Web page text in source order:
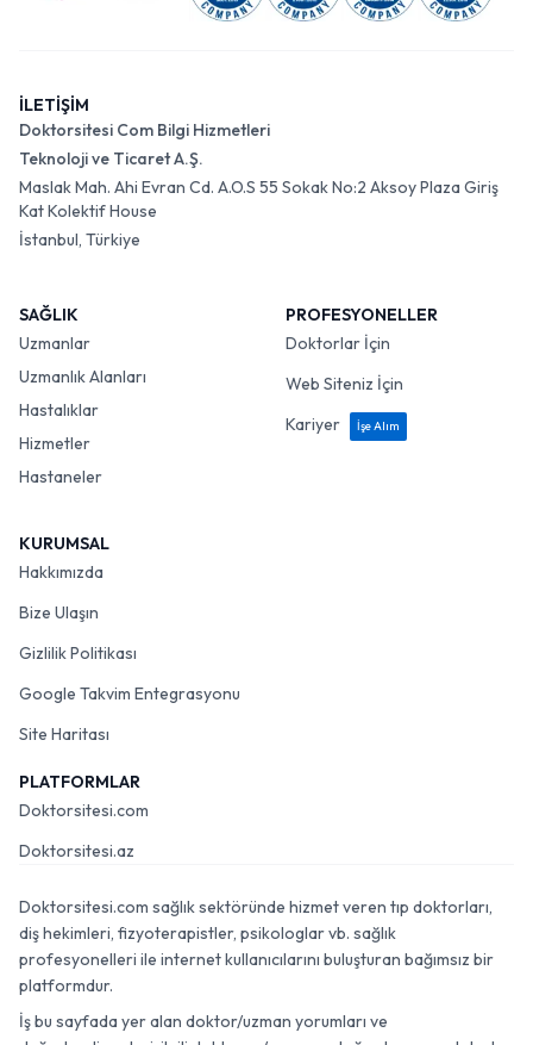
İLETİŞİM
Doktorsitesi Com Bilgi Hizmetleri
Teknoloji ve Ticaret A.Ş.
Maslak Mah. Ahi Evran Cd. A.O.S 55 Sokak No:2 Aksoy Plaza Giriş
Kat Kolektif House
İstanbul, Türkiye
SAĞLIK
Uzmanlar
Uzmanlık Alanları
Hastalıklar
Hizmetler
Hastaneler
PROFESYONELLER
Doktorlar İçin
Web Siteniz İçin
Kariyer
İşe Alım
KURUMSAL
Hakkımızda
Bize Ulaşın
Gizlilik Politikası
Google Takvim Entegrasyonu
Site Haritası
PLATFORMLAR
Doktorsitesi.com
Doktorsitesi.az
Doktorsitesi.com sağlık sektöründe hizmet veren tıp doktorları,
diş hekimleri, fizyoterapistler, psikologlar vb. sağlık
profesyonelleri ile internet kullanıcılarını buluşturan bağımsız bir
platformdur.
İş bu sayfada yer alan doktor/uzman yorumları ve